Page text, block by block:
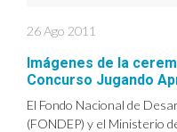
26 Ago 2011
Imágenes de la
Concurso Jugando
El Fondo Nacional de
(FONDEP) y el Ministerio